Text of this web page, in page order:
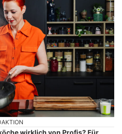
wirklich von Profis? Für